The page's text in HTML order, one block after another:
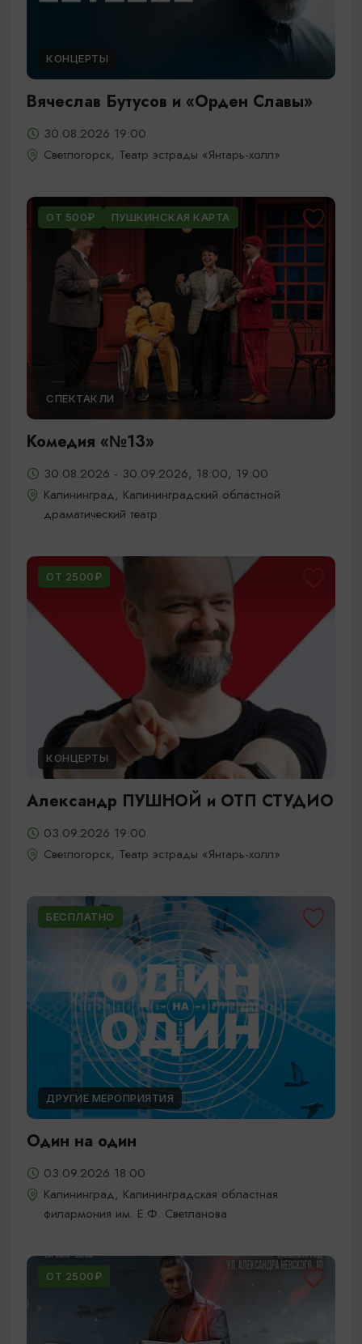
КОНЦЕРТЫ
Вячеслав Бутусов и «Орден Славы»
30.08.2026 19:00
Светлогорск, Театр эстрады «Янтарь-холл»
ОТ 500₽ ПУШКИНСКАЯ КАРТА
СПЕКТАКЛИ
Комедия «№13»
30.08.2026 - 30.09.2026, 18:00, 19:00
Калининград, Калининградский областной
драматический театр
ОТ 2500₽
КОНЦЕРТЫ
Александр ПУШНОЙ и ОТП СТУДИО
03.09.2026 19:00
Светлогорск, Театр эстрады «Янтарь-холл»
БЕСПЛАТНО
ДРУГИЕ МЕРОПРИЯТИЯ
Один на один
03.09.2026 18:00
Калининград, Калининградская областная
филармония им. Е.Ф. Светланова
ОТ 2500₽